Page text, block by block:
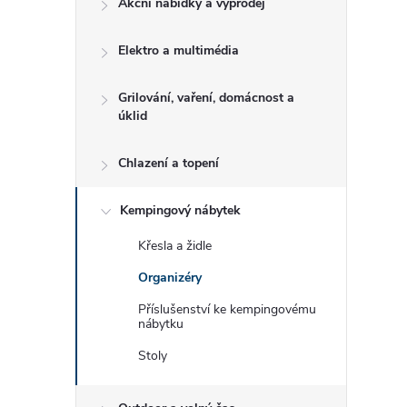
n
n
Elektro a multimédia
Grilování, vaření, domácnost a
úklid
Chlazení a topení
Kempingový nábytek
Křesla a židle
Organizéry
Příslušenství ke kempingovému
nábytku
Stoly